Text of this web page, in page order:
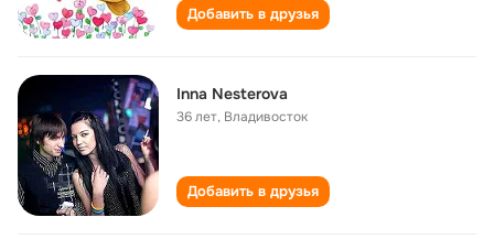
Добавить в друзья
Inna Nesterova
36 лет, Владивосток
Добавить в друзья